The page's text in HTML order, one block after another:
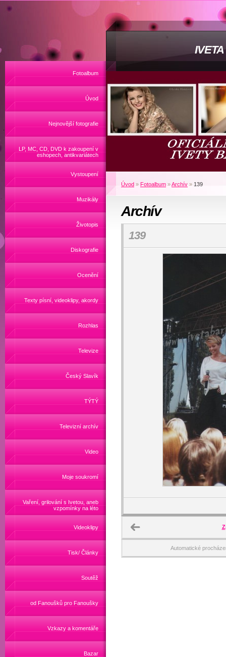
Fotoalbum
Úvod
Nejnovější fotografie
LP, MC, CD, DVD k zakoupení v
eshopech, antikvariátech
Vystoupení
Muzikály
Životopis
Diskografie
Ocenění
Texty písní, videoklipy, akordy
Rozhlas
Televize
Český Slavík
TÝTÝ
Televizní archív
Video
Moje soukromí
Vaření, grilování s Ivetou, aneb
vzpomínky na léto
Videoklipy
Tisk/ Články
Soutěž
od Fanoušků pro Fanoušky
Vzkazy a komentáře
Bazar
Úvod » Fotoalbum »Archív » 139
Archív
139
Automatické